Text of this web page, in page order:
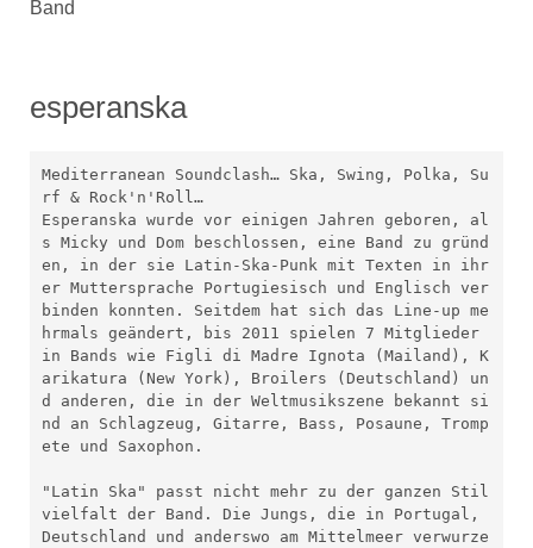
Band
esperanska
Mediterranean Soundclash… Ska, Swing, Polka, Su
rf & Rock'n'Roll…
Esperanska wurde vor einigen Jahren geboren, al
s Micky und Dom beschlossen, eine Band zu gründ
en, in der sie Latin-Ska-Punk mit Texten in ihr
er Muttersprache Portugiesisch und Englisch ver
binden konnten. Seitdem hat sich das Line-up me
hrmals geändert, bis 2011 spielen 7 Mitglieder
in Bands wie Figli di Madre Ignota (Mailand), K
arikatura (New York), Broilers (Deutschland) un
d anderen, die in der Weltmusikszene bekannt si
nd an Schlagzeug, Gitarre, Bass, Posaune, Tromp
ete und Saxophon.
"Latin Ska" passt nicht mehr zu der ganzen Stil
vielfalt der Band. Die Jungs, die in Portugal,
Deutschland und anderswo am Mittelmeer verwurze